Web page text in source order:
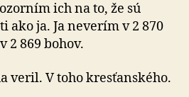
ich na to, že sú
ako ja. Ja neverím v 2 870
2 869 bohov.
veril. V toho kresťanského.